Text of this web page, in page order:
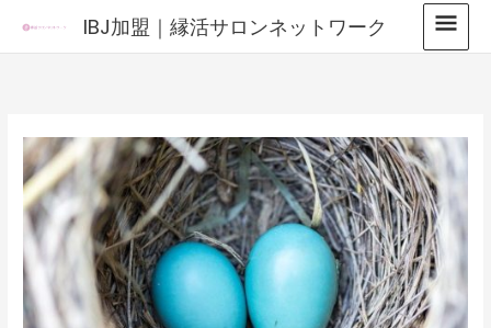
IBJ加盟｜縁活サロンネットワーク
メ
イ
メ
ニ
ュ
ー